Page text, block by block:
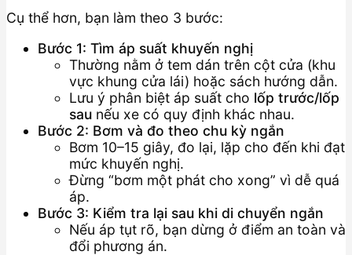
Cụ thể hơn, bạn làm theo 3 bước:
Bước 1: Tìm áp suất khuyến nghị
Thường nằm ở tem dán trên cột cửa (khu
vực khung cửa lái) hoặc sách hướng dẫn.
Lưu ý phân biệt áp suất cho lốp trước/lốp
sau nếu xe có quy định khác nhau.
Bước 2: Bơm và đo theo chu kỳ ngắn
Bơm 10–15 giây, đo lại, lặp cho đến khi đạt
mức khuyến nghị.
Đừng “bơm một phát cho xong” vì dễ quá
áp.
Bước 3: Kiểm tra lại sau khi di chuyển ngắn
Nếu áp tụt rõ, bạn dừng ở điểm an toàn và
đổi phương án.